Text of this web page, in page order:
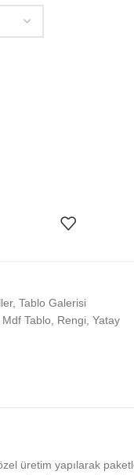
, Tablo Galerisi
Mdf Tablo Rengi Yatay
üretim yapılarak